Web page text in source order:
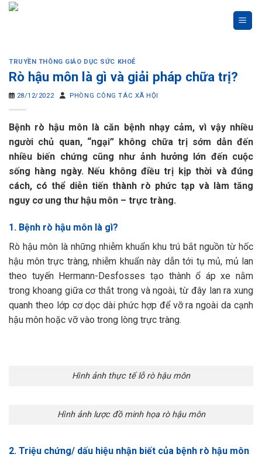
Skip
TRUYỀN THÔNG GIÁO DỤC SỨC KHOẺ
Rò hậu môn là gì và giải pháp chữa trị?
28/12/2022 PHÒNG CÔNG TÁC XÃ HỘI
Bệnh rò hậu môn là căn bệnh nhạy cảm, vì vậy nhiều
người chủ quan, “ngại” không chữa trị sớm dẫn đến
nhiều biến chứng cũng như ảnh hưởng lớn đến cuộc
sống hàng ngày. Nếu không điều trị kịp thời và đúng
cách, có thể diễn tiến thành rò phức tạp và làm tăng
nguy cơ ung thư hậu môn – trực tràng.
1. Bệnh rò hậu môn là gì?
Rò hậu môn là những nhiễm khuẩn khu trú bắt nguồn từ hốc
hậu môn trực tràng, nhiễm khuẩn này dẫn tới tụ mủ, mủ lan
theo tuyến Hermann-Desfosses tạo thành ổ áp xe nằm
trong khoang giữa cơ thắt trong và ngoài, từ đây lan ra xung
quanh theo lớp cơ dọc dài phức hợp để vỡ ra ngoài da cạnh
hậu môn hoặc vỡ vào trong lòng trực tràng.
Hình ảnh thực tế lỗ rò hậu môn
Hình ảnh lược đồ minh họa rò hậu môn
2. Triệu chứng/ dấu hiệu nhận biết của bệnh rò hậu môn